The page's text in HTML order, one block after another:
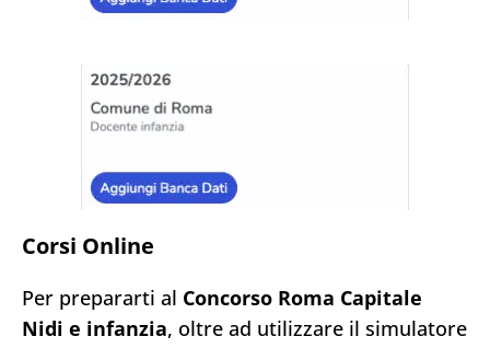
Corsi Online
Per prepararti al Concorso Roma Capitale
Nidi e infanzia, oltre ad utilizzare il simulatore